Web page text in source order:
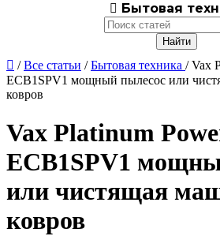
 Бытовая
 /Все статьи /Бытовая техника / Vax
ECB1SPV1 мощный пылесос или
ковров
Vax Platinum
ECB1SPV1
или чистящая
ковров